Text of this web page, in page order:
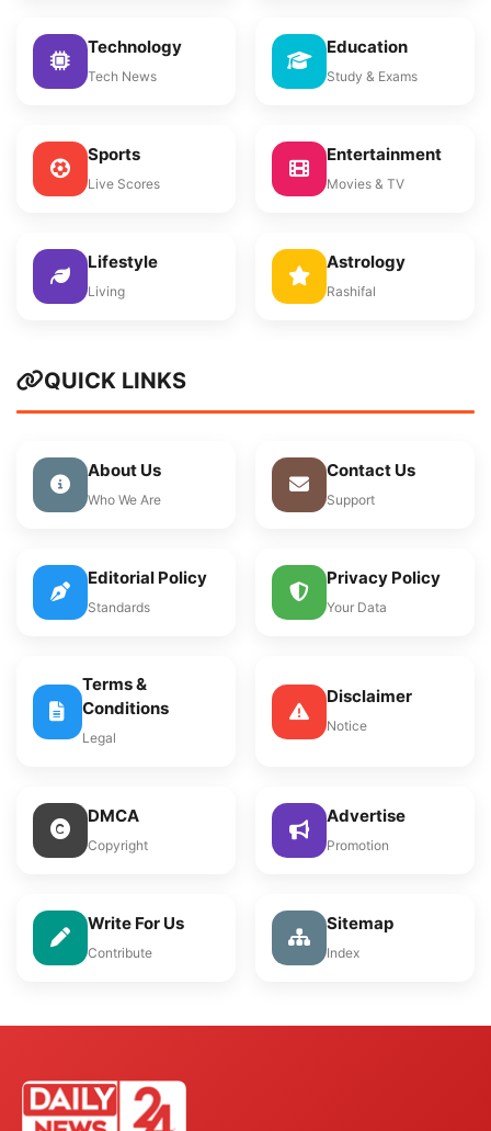
Technology
Tech News
Education
Study & Exams
Sports
Live Scores
Entertainment
Movies & TV
Lifestyle
Living
Astrology
Rashifal
QUICK LINKS
About Us
Who We Are
Contact Us
Support
Editorial Policy
Standards
Privacy Policy
Your Data
Terms &
Conditions
Legal
Disclaimer
Notice
DMCA
Copyright
Advertise
Promotion
Write For Us
Contribute
Sitemap
Index